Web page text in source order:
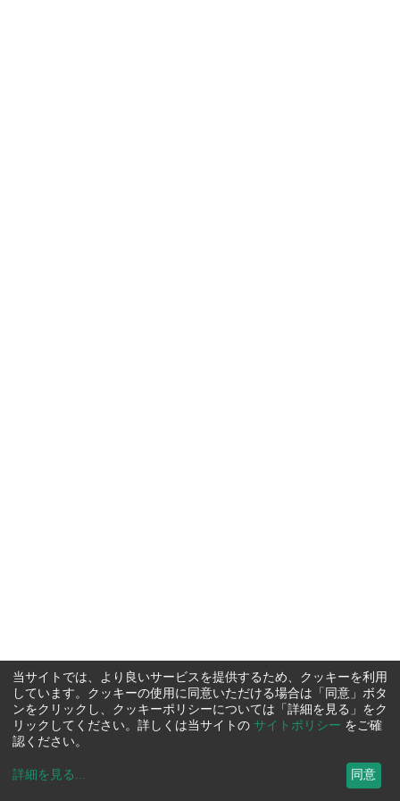
当サイトでは、より良いサービスを提供するため、クッキーを利用
しています。クッキーの使用に同意いただける場合は「同意」ボタ
ンをクリックし、クッキーポリシーについては「詳細を見る」をク
リックしてください。詳しくは当サイトの サイトポリシー をご確
認ください。
詳細を見る ... 同意